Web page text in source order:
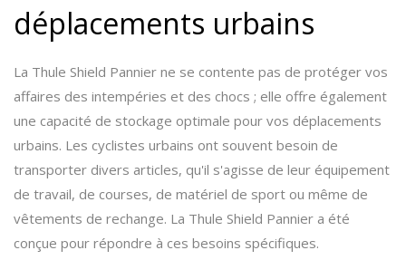
déplacements urbains
La Thule Shield Pannier ne se contente pas de protéger vos
affaires des intempéries et des chocs ; elle offre également
une capacité de stockage optimale pour vos déplacements
urbains. Les cyclistes urbains ont souvent besoin de
transporter divers articles, qu'il s'agisse de leur équipement
de travail, de courses, de matériel de sport ou même de
vêtements de rechange. La Thule Shield Pannier a été
conçue pour répondre à ces besoins spécifiques.